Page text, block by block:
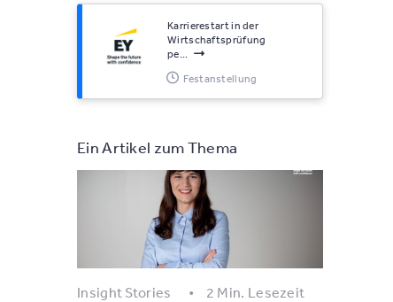
Karrierestart in der
Wirtschaftsprüfung
pe...
Festanstellung
Ein Artikel zum Thema
Insight Stories 2 Min. Lesezeit